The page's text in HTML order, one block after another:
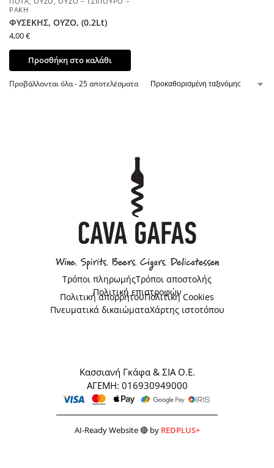
ΡΑΚΉ
ΦΥΣΕΚΗΣ, ΟΥΖΟ, (0.2Lt)
4,00€
Προσθήκη στο καλάθι
Προβάλλονται όλα - 25 αποτελέσματα
Τρόποι πληρωμήςΤρόποι αποστολής
Πολιτική επιστροφών
Πολιτική απορρήτουΠολιτική Cookies
Πνευματικά δικαιώματαΧάρτης ιστοτόπου
Κασσιανή Γκάφα & ΣΙΑ Ο.Ε.
ΑΓΕΜΗ: 016930949000
AI-Ready Website 🔴 by REDPLUS+